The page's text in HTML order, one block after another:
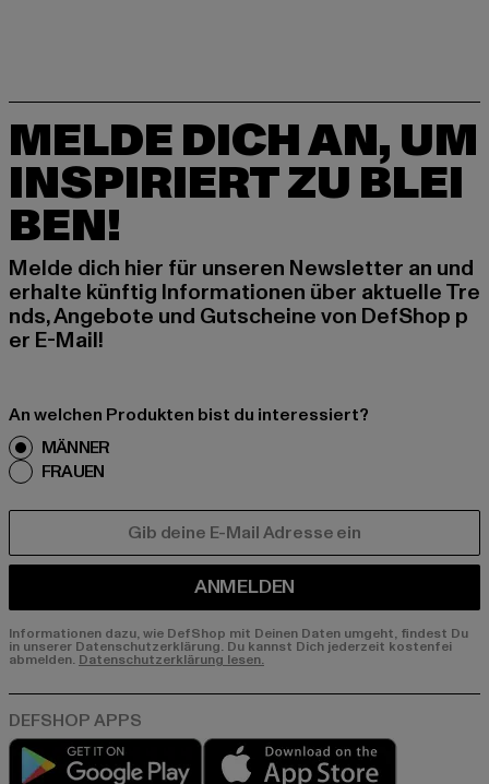
MELDE DICH AN, UM
INSPIRIERT ZU BLEI
BEN!
Melde dich hier für unseren Newsletter an und
erhalte künftig Informationen über aktuelle Tre
nds, Angebote und Gutscheine von DefShop p
er E-Mail!
An welchen Produkten bist du interessiert?
MÄNNER
FRAUEN
ANMELDEN
Informationen dazu, wie DefShop mit Deinen Daten umgeht, findest Du
in unserer Datenschutzerklärung. Du kannst Dich jederzeit kostenfei
abmelden. Datenschutzerklärung lesen.
Play market